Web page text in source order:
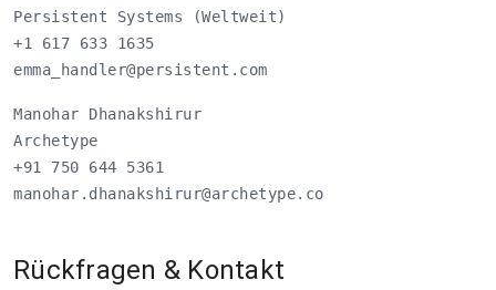
Persistent Systems (Weltweit)
emma_handler@persistent.com
Manohar Dhanakshirur
Archetype
manohar.dhanakshirur@archetype.co
Rückfragen & Kontakt